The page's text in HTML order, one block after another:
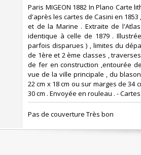
‎Paris MIGEON 1882 In Plano Carte
d'après les cartes de Casini en
et de la Marine . Extraite de
identique à celle de 1879 .
parfois disparues ) , limites du
de 1ère et 2 ème classes ,
de fer en construction ,entourée
vue de la ville principale , du
22 cm x 18 cm ou sur marges de 34
30 cm . Envoyée en rouleau . -
‎Pas de couverture Très bon ‎